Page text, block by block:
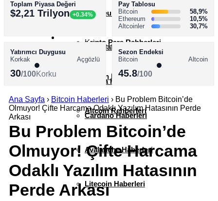
Ethereum Haberleri
XRP Haberleri
Solana Haberleri
Cardano Haberleri
Avalanche Haberleri
Litecoin Haberleri
AKADEMİ
Kripto Para Rehberleri
Bitcoin Rehberleri
Altcoin Rehberleri
Toplam Piyasa Değeri
$2,21 Trilyon +0.34%
Pay Tablosu
Bitcoin
58,9%
Ethereum
10,5%
Altcoinler
30,7%
Yatırımcı Duygusu
Korkak
Açgözlü
30/100Korku
Sezon Endeksi
Bitcoin
Altcoin
45.8/100
Ana Sayfa › Bitcoin Haberleri › Bu Problem Bitcoin’de
Olmuyor! Çifte Harcama Odaklı Yazılım Hatasının Perde
Arkası
Bu Problem Bitcoin’de
Olmuyor! Çifte Harcama
Odaklı Yazılım Hatasının
Perde Arkası